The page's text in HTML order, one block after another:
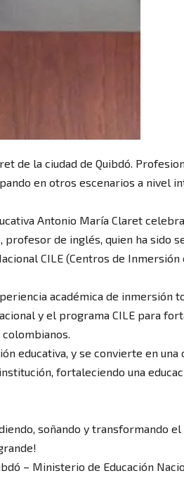
de la ciudad de Quibdó.
en otros escenarios a nivel
Antonio María Claret
de inglés, quien ha sido
CILE (Centros de Inmersión
académica de inmersión
y el programa CILE para
educativa, y se convierte en una
fortaleciendo una
soñando y transformando
– Ministerio de Educación